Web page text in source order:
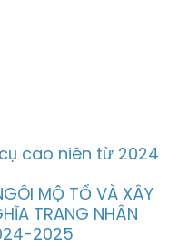
cao niên từ 2024
MỘ TỔ VÀ XÂY
TRANG NHÂN
2025